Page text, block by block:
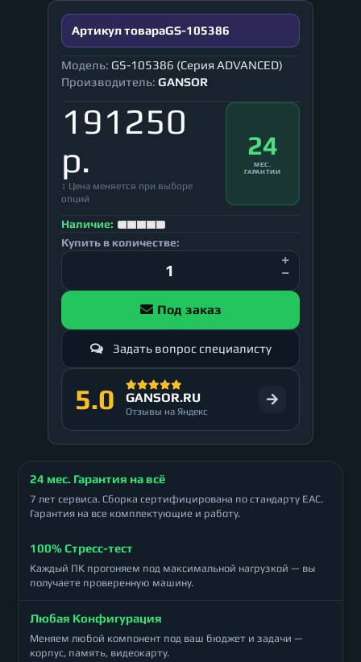
Артикул товараGS-105386
Модель: GS-105386 (Серия ADVANCED)
Производитель: GANSOR
191250
р.
↕ Цена меняется при выборе
опций
24
МЕС.
ГАРАНТИИ
Наличие:
Купить в количестве:
Под заказ
Задать вопрос специалисту
5.0 GANSOR.RU
Отзывы на Яндекс
24 мес. Гарантия на всё
7 лет сервиса. Сборка сертифицирована по стандарту ЕАС.
Гарантия на все комплектующие и работу.
100% Стресс-тест
Каждый ПК прогоняем под максимальной нагрузкой — вы
получаете проверенную машину.
Любая Конфигурация
Меняем любой компонент под ваш бюджет и задачи —
корпус, память, видеокарту.